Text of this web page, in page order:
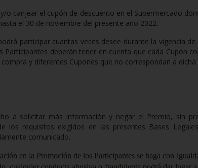
o canjear el cupón de descuento en el Supermercado
el 30 de noviembre del presente año 2022.
participar cuantas veces desee durante la vigencia
Participantes deberán tener en cuenta que cada Cupón
y diferentes Cupones que no correspondan a dicha
a solicitar más información y negar el Premio, sin
los requisitos exigidos en las presentes Bases
comunicado.
en la Promoción de los Participantes se haga con